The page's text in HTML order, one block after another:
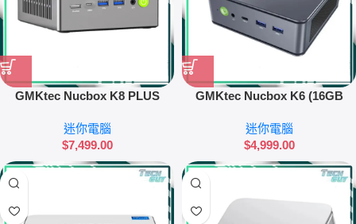
GMKtec Nucbox K8 PLUS
腦
迷你電腦
$7,499.00
GMKtec Nucbox K6 (16GB
迷你電腦
$4,999.00